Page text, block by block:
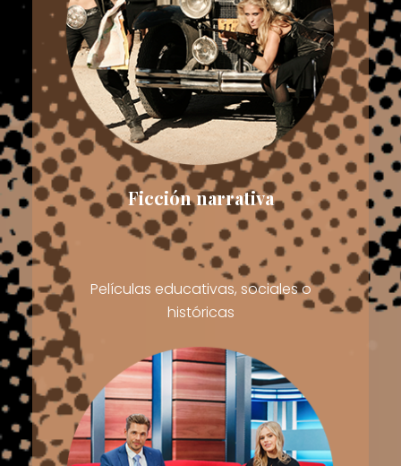
Ficción narrativa
Películas educativas, sociales o
históricas